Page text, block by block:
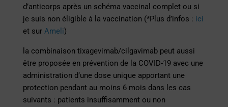
d’anticorps après un schéma vaccinal complet ou si
je suis non éligible à la vaccination (*Plus d’infos : ici
et sur Ameli)
la combinaison tixagevimab/cilgavimab peut aussi
être proposée en prévention de la COVID-19 avec une
administration d’une dose unique apportant une
protection pendant au moins 6 mois dans les cas
suivants : patients insuffisamment ou non